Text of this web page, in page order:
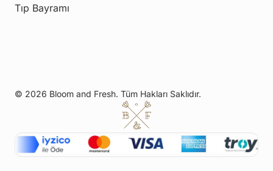
Tıp Bayramı
© 2026 Bloom and Fresh. Tüm Hakları Saklıdır.